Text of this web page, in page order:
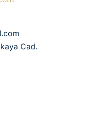
Cad.